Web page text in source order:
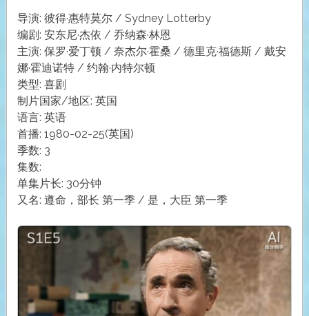
导演: 彼得·惠特莫尔 / Sydney Lotterby
编剧: 安东尼·杰依 / 乔纳森·林恩
主演: 保罗·爱丁顿 / 奈杰尔·霍桑 / 德里克·福德斯 / 戴安
娜·霍迪诺特 / 约翰·内特尔顿
类型: 喜剧
制片国家/地区: 英国
语言: 英语
首播: 1980-02-25(英国)
季数: 3
集数:
单集片长: 30分钟
又名: 遵命，部长 第一季 / 是，大臣 第一季